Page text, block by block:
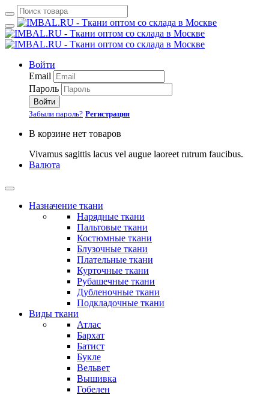
Войти
Email
Пароль
Войти
Забыли пароль? Регистрация
В корзине нет товаров
Vivamus sagittis lacus vel augue laoreet rutrum faucibus.
Валюта
Назначение ткани
Нарядные ткани
Пальтовые ткани
Костюмные ткани
Блузочные ткани
Плательные ткани
Курточные ткани
Рубашечные ткани
Дубленочные ткани
Подкладочные ткани
Виды ткани
Атлас
Бархат
Батист
Букле
Вельвет
Вышивка
Гобелен